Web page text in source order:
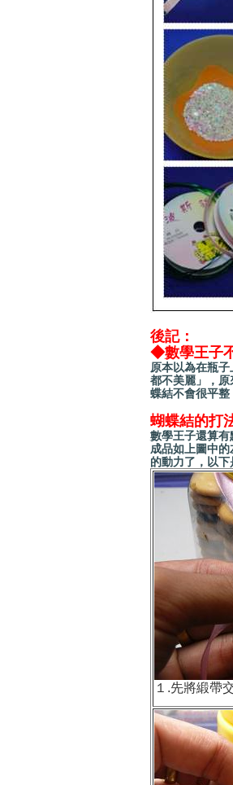
後記：
◆數學王子
原本以為在瓶
都不美麗」，
蝶結不會很平整
蝴蝶結的打
數學王子還算有
成品如上圖中
的動力了，以
１.先將緞帶